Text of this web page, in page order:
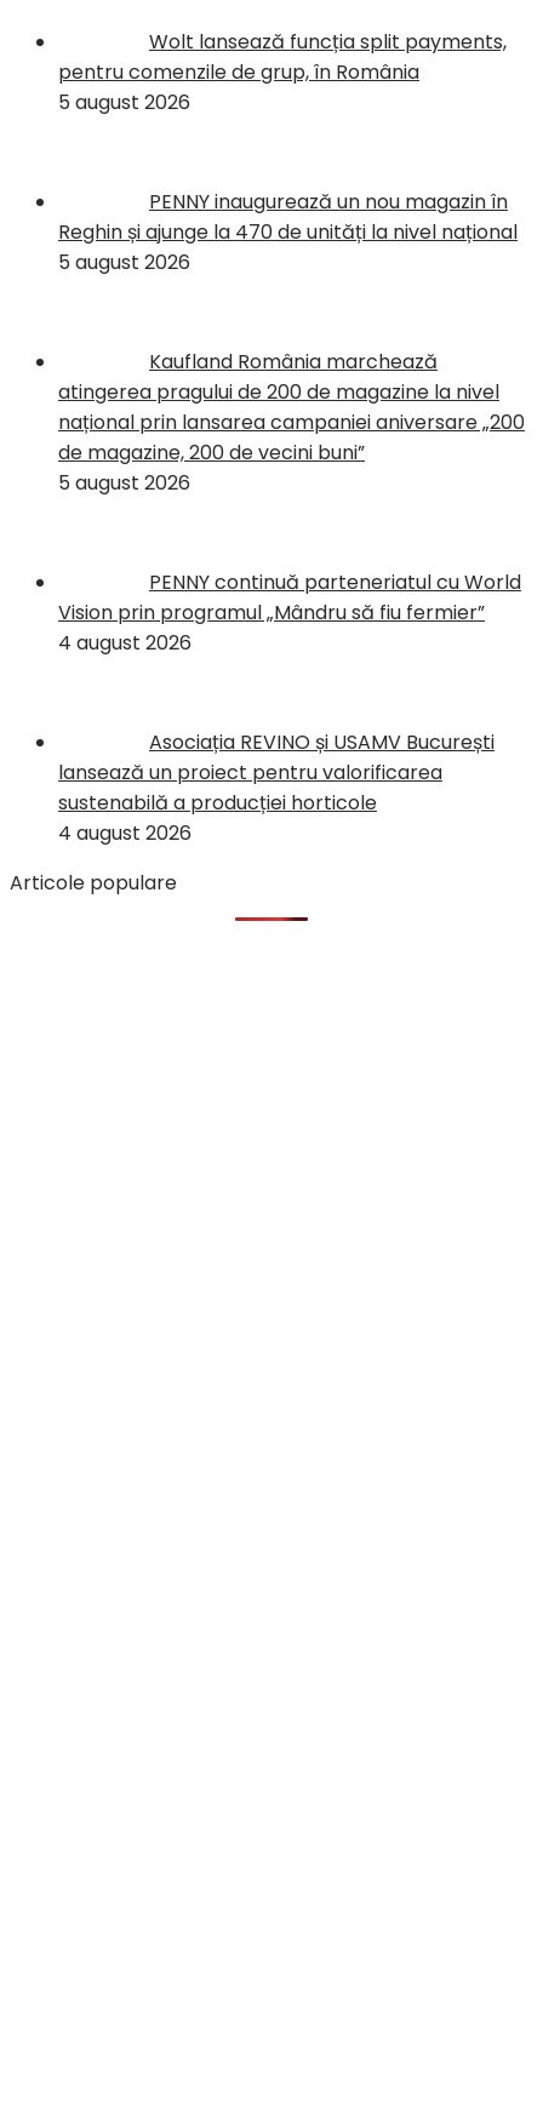
Wolt lansează funcția split payments,
pentru comenzile de grup, în România
5 august 2026
PENNY inaugurează un nou magazin în
Reghin și ajunge la 470 de unități la nivel național
5 august 2026
Kaufland România marchează
atingerea pragului de 200 de magazine la nivel
național prin lansarea campaniei aniversare „200
de magazine, 200 de vecini buni”
5 august 2026
PENNY continuă parteneriatul cu World
Vision prin programul „Mândru să fiu fermier”
4 august 2026
Asociația REVINO și USAMV București
lansează un proiect pentru valorificarea
sustenabilă a producției horticole
4 august 2026
Articole populare